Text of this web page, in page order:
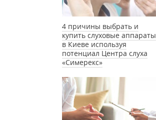
4 причины выбрать и
купить слуховые аппараты
в Киеве используя
потенциал Центра слуха
«Симерекс»